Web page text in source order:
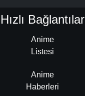
Hızlı Bağlantılar
Anime
Listesi
Anime
Haberleri